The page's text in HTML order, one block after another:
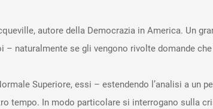
autore della Democrazia in America. Un
naturalmente se gli vengono rivolte domande che
Superiore, essi – estendendo l’analisi a un
tempo. In modo particolare si interrogano sulla